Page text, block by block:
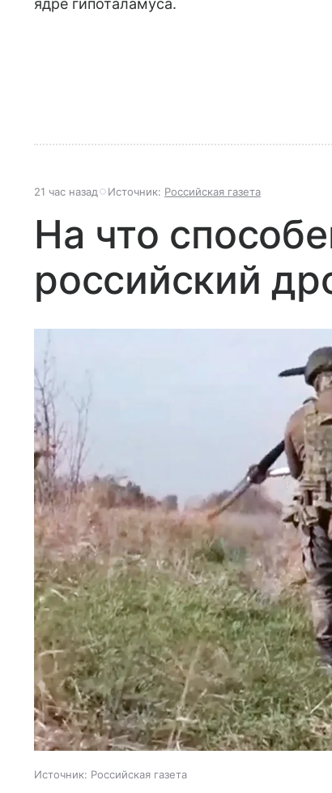
ядре гипоталамуса.
21 час назад Источник: Российская газета
На что
российский
Источник: Российская газета